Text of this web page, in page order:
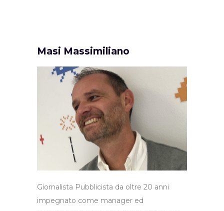
Masi Massimiliano
Giornalista Pubblicista da oltre 20 anni
impegnato come manager ed